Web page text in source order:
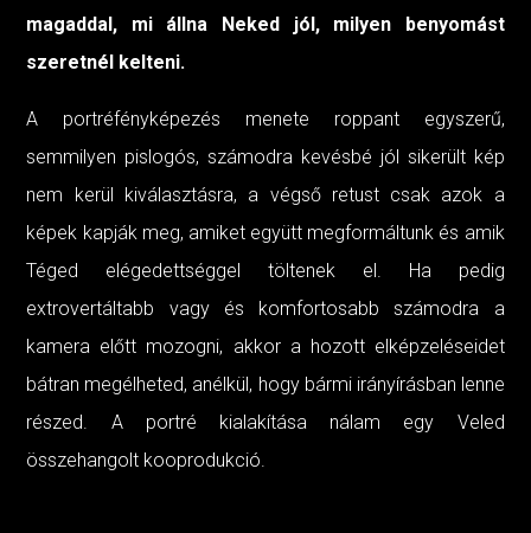
magaddal, mi állna Neked jól, milyen benyomást
szeretnél kelteni.
A portréfényképezés menete roppant egyszerű,
semmilyen pislogós, számodra kevésbé jól sikerült kép
nem kerül kiválasztásra, a végső retust csak azok a
képek kapják meg, amiket együtt megformáltunk és amik
Téged elégedettséggel töltenek el. Ha pedig
extrovertáltabb vagy és komfortosabb számodra a
kamera előtt mozogni, akkor a hozott elképzeléseidet
bátran megélheted, anélkül, hogy bármi irányírásban lenne
részed. A portré kialakítása nálam egy Veled
összehangolt kooprodukció.